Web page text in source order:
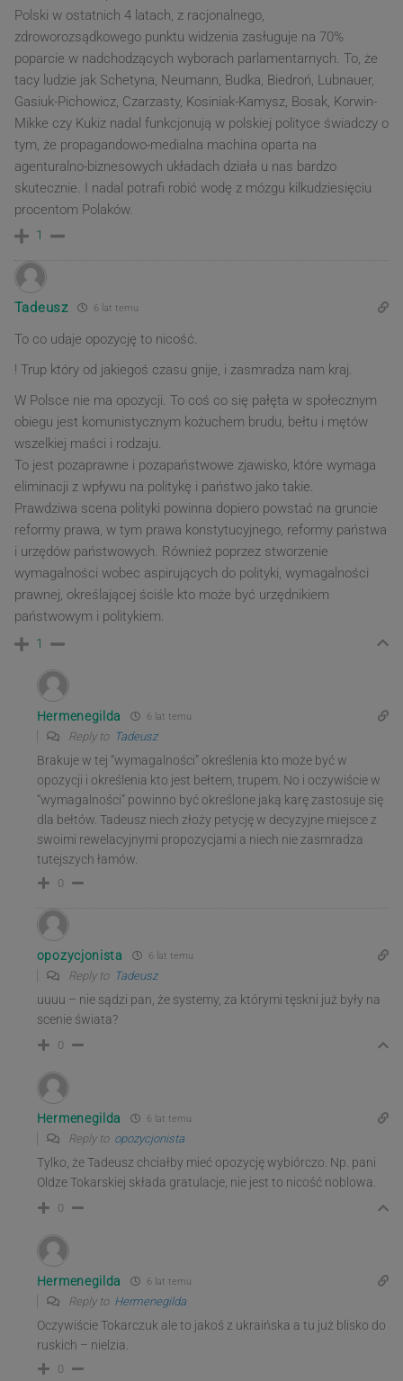
Polski w ostatnich 4 latach, z racjonalnego,
zdroworozsądkowego punktu widzenia zasługuje na 70%
poparcie w nadchodzących wyborach parlamentarnych. To, że
tacy ludzie jak Schetyna, Neumann, Budka, Biedroń, Lubnauer,
Gasiuk-Pichowicz, Czarzasty, Kosiniak-Kamysz, Bosak, Korwin-
Mikke czy Kukiz nadal funkcjonują w polskiej polityce świadczy o
tym, że propagandowo-medialna machina oparta na
agenturalno-biznesowych układach działa u nas bardzo
skutecznie. I nadal potrafi robić wodę z mózgu kilkudziesięciu
procentom Polaków.
1
Tadeusz 6 lat temu
To co udaje opozycję to nicość.
! Trup który od jakiegoś czasu gnije, i zasmradza nam kraj.
W Polsce nie ma opozycji. To coś co się pałęta w społecznym
obiegu jest komunistycznym kożuchem brudu, bełtu i mętów
wszelkiej maści i rodzaju.
To jest pozaprawne i pozapaństwowe zjawisko, które wymaga
eliminacji z wpływu na politykę i państwo jako takie.
Prawdziwa scena polityki powinna dopiero powstać na gruncie
reformy prawa, w tym prawa konstytucyjnego, reformy państwa
i urzędów państwowych. Również poprzez stworzenie
wymagalności wobec aspirujących do polityki, wymagalności
prawnej, określającej ściśle kto może być urzędnikiem
państwowym i politykiem.
1
Hermenegilda 6 lat temu
Reply to Tadeusz
Brakuje w tej “wymagalności” określenia kto może być w
opozycji i określenia kto jest bełtem, trupem. No i oczywiście w
“wymagalności” powinno być określone jaką karę zastosuje się
dla bełtów. Tadeusz niech złoży petycję w decyzyjne miejsce z
swoimi rewelacyjnymi propozycjami a niech nie zasmradza
tutejszych łamów.
0
opozycjonista 6 lat temu
Reply to Tadeusz
uuuu – nie sądzi pan, że systemy, za którymi tęskni już były na
scenie świata?
0
Hermenegilda 6 lat temu
Reply to opozycjonista
Tylko, że Tadeusz chciałby mieć opozycję wybiórczo. Np. pani
Oldze Tokarskiej składa gratulacje, nie jest to nicość noblowa.
0
Hermenegilda 6 lat temu
Reply to Hermenegilda
Oczywiście Tokarczuk ale to jakoś z ukraińska a tu już blisko do
ruskich – nielzia.
0